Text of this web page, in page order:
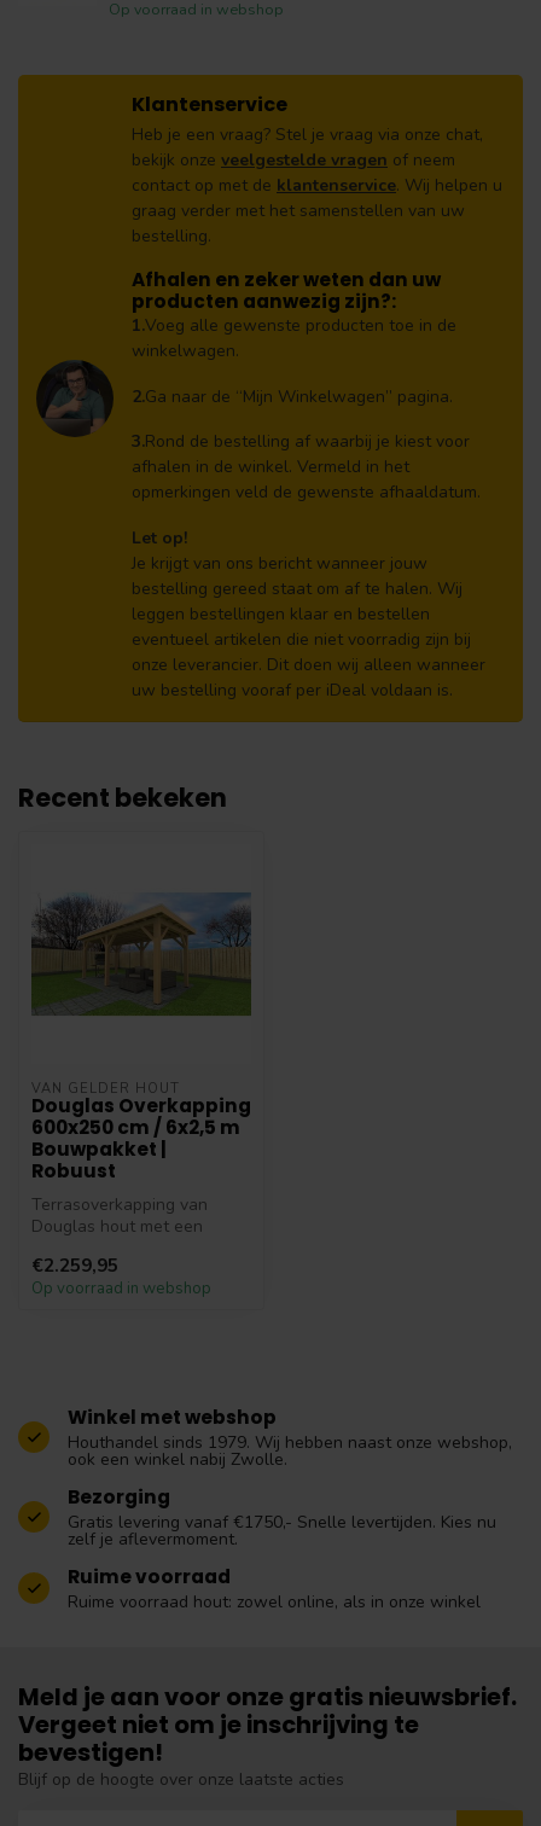
Op voorraad in webshop
Klantenservice
Heb je een vraag? Stel je vraag via onze chat,
bekijk onze veelgestelde vragen of neem
contact op met de klantenservice. Wij helpen u
graag verder met het samenstellen van uw
bestelling.
Afhalen en zeker weten dan uw
producten aanwezig zijn?:
1.Voeg alle gewenste producten toe in de
winkelwagen.
2.Ga naar de “Mijn Winkelwagen” pagina.
3.Rond de bestelling af waarbij je kiest voor
afhalen in de winkel. Vermeld in het
opmerkingen veld de gewenste afhaaldatum.
Let op!
Je krijgt van ons bericht wanneer jouw
bestelling gereed staat om af te halen. Wij
leggen bestellingen klaar en bestellen
eventueel artikelen die niet voorradig zijn bij
onze leverancier. Dit doen wij alleen wanneer
uw bestelling vooraf per iDeal voldaan is.
Recent bekeken
VAN GELDER HOUT
Douglas Overkapping
600x250 cm / 6x2,5 m
Bouwpakket |
Robuust
Terrasoverkapping van
Douglas hout met een
Deze Ro...
€2.259,95
Op voorraad in webshop
Winkel met webshop
Houthandel sinds 1979. Wij hebben naast onze webshop,
ook een winkel nabij Zwolle.
Bezorging
Gratis levering vanaf €1750,- Snelle levertijden. Kies nu
zelf je aflevermoment.
Ruime voorraad
Ruime voorraad hout: zowel online, als in onze winkel
Meld je aan voor onze gratis nieuwsbrief.
Vergeet niet om je inschrijving te
bevestigen!
Blijf op de hoogte over onze laatste acties